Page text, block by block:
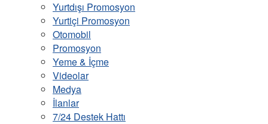
Yurtdışı Promosyon
Yurtiçi Promosyon
Otomobil
Promosyon
Yeme & İçme
Videolar
Medya
İlanlar
7/24 Destek Hattı